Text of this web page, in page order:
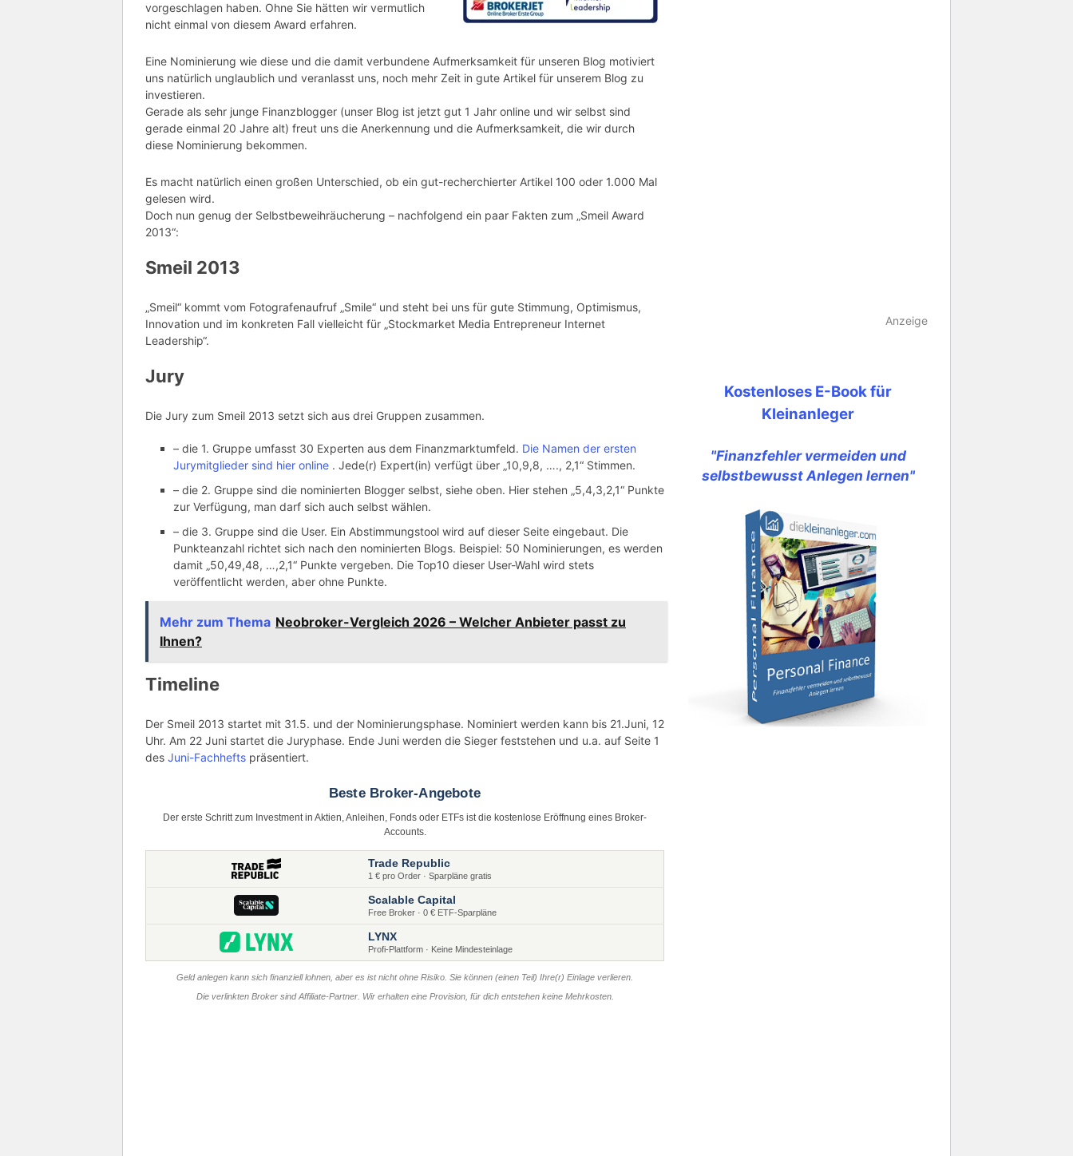
vorgeschlagen haben. Ohne Sie hätten wir vermutlich
nicht einmal von diesem Award erfahren.
Eine Nominierung wie diese und die damit verbundene Aufmerksamkeit für unseren Blog motiviert
uns natürlich unglaublich und veranlasst uns, noch mehr Zeit in gute Artikel für unserem Blog zu
investieren.
Gerade als sehr junge Finanzblogger (unser Blog ist jetzt gut 1 Jahr online und wir selbst sind
gerade einmal 20 Jahre alt) freut uns die Anerkennung und die Aufmerksamkeit, die wir durch
diese Nominierung bekommen.
Es macht natürlich einen großen Unterschied, ob ein gut-recherchierter Artikel 100 oder 1.000 Mal
gelesen wird.
Doch nun genug der Selbstbeweihräucherung – nachfolgend ein paar Fakten zum „Smeil Award
2013“:
Smeil 2013
„Smeil“ kommt vom Fotografenaufruf „Smile“ und steht bei uns für gute Stimmung, Optimismus,
Innovation und im konkreten Fall vielleicht für „Stockmarket Media Entrepreneur Internet
Leadership“.
Jury
Die Jury zum Smeil 2013 setzt sich aus drei Gruppen zusammen.
– die 1. Gruppe umfasst 30 Experten aus dem Finanzmarktumfeld. Die Namen der ersten
Jurymitglieder sind hier online . Jede(r) Expert(in) verfügt über „10,9,8, …., 2,1“ Stimmen.
– die 2. Gruppe sind die nominierten Blogger selbst, siehe oben. Hier stehen „5,4,3,2,1“ Punkte
zur Verfügung, man darf sich auch selbst wählen.
– die 3. Gruppe sind die User. Ein Abstimmungstool wird auf dieser Seite eingebaut. Die
Punkteanzahl richtet sich nach den nominierten Blogs. Beispiel: 50 Nominierungen, es werden
damit „50,49,48, …,2,1“ Punkte vergeben. Die Top10 dieser User-Wahl wird stets
veröffentlicht werden, aber ohne Punkte.
Mehr zum Thema Neobroker-Vergleich 2026 – Welcher Anbieter passt zu
Ihnen?
Timeline
Der Smeil 2013 startet mit 31.5. und der Nominierungsphase. Nominiert werden kann bis 21.Juni, 12
Uhr. Am 22 Juni startet die Juryphase. Ende Juni werden die Sieger feststehen und u.a. auf Seite 1
des Juni-Fachhefts präsentiert.
Beste Broker-Angebote
Der erste Schritt zum Investment in Aktien, Anleihen, Fonds oder ETFs ist die kostenlose Eröffnung eines Broker-
Accounts.
Trade Republic
1 € pro Order · Sparpläne gratis
Scalable Capital
Free Broker · 0 € ETF-Sparpläne
LYNX
Profi-Plattform · Keine Mindesteinlage
Geld anlegen kann sich finanziell lohnen, aber es ist nicht ohne Risiko. Sie können (einen Teil) Ihre(r) Einlage verlieren.
Die verlinkten Broker sind Affiliate-Partner. Wir erhalten eine Provision, für dich entstehen keine Mehrkosten.
Anzeige
Kostenloses E-Book für
Kleinanleger
"Finanzfehler vermeiden und
selbstbewusst Anlegen lernen"